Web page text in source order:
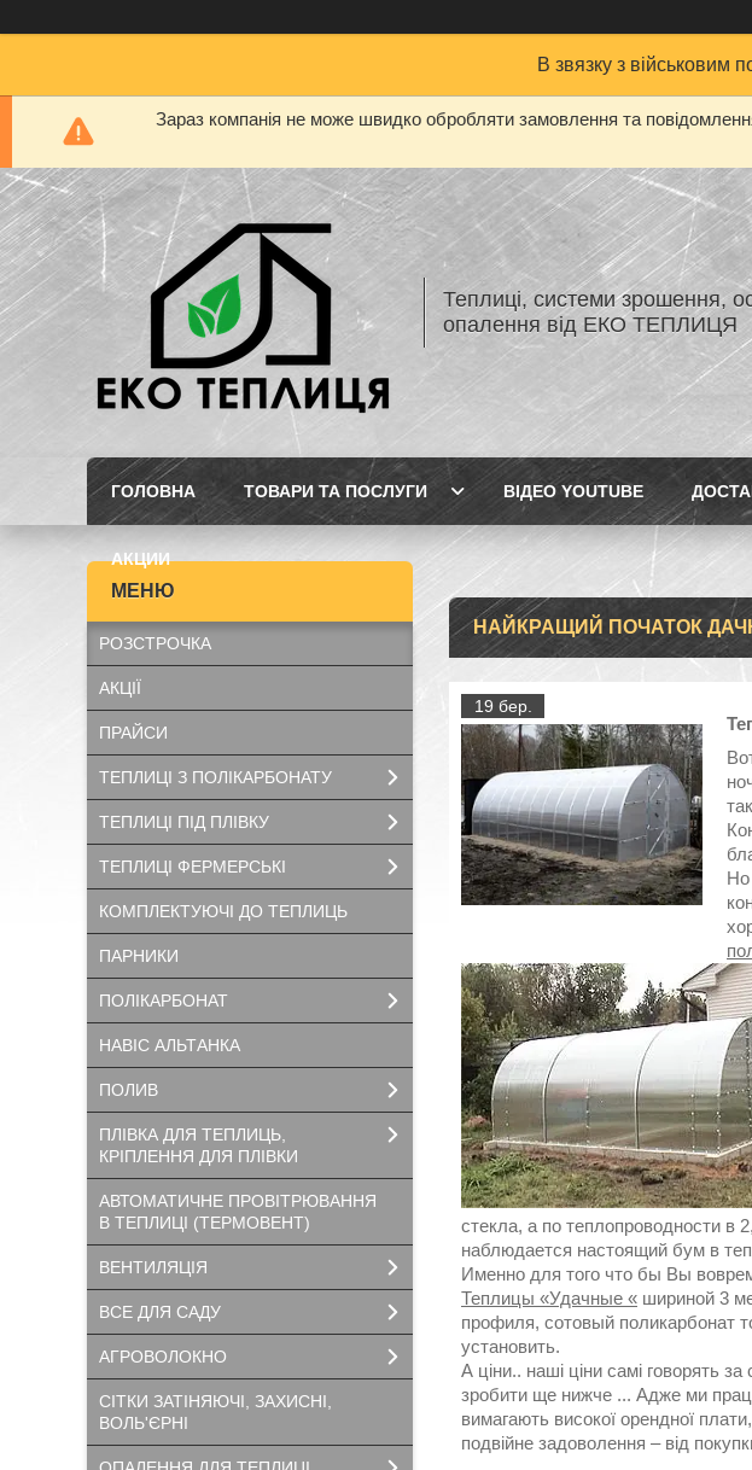
В звязку з військовим
Зараз компанія не може швидко обробляти замовлення та
Теплиці, системи зрошення,
опалення від ЕКО ТЕПЛИЦЯ
ГОЛОВНА ТОВАРИ ТА ПОСЛУГИ ВІДЕО YOUTUBE
АКЦИИ
НАЙКРАЩИЙ ПОЧАТОК
19 бер.
Но
стекла, а по теплопроводности в
наблюдается настоящий бум в
Именно для того что бы Вы
Теплицы «Удачные « шириной 3
профиля, сотовый поликарбонат
установить.
А ціни.. наші ціни самі говорять
зробити ще нижче ... Адже ми
вимагають високої орендної
подвійне задоволення – від
РОЗСТРОЧКА
АКЦІЇ
ПРАЙСИ
ТЕПЛИЦІ З ПОЛІКАРБОНАТУ
ТЕПЛИЦІ ПІД ПЛІВКУ
ТЕПЛИЦІ ФЕРМЕРСЬКІ
КОМПЛЕКТУЮЧІ ДО ТЕПЛИЦЬ
ПАРНИКИ
ПОЛІКАРБОНАТ
НАВІС АЛЬТАНКА
ПОЛИВ
ПЛІВКА ДЛЯ ТЕПЛИЦЬ,
КРІПЛЕННЯ ДЛЯ ПЛІВКИ
АВТОМАТИЧНЕ ПРОВІТРЮВАННЯ
В ТЕПЛИЦІ (ТЕРМОВЕНТ)
ВЕНТИЛЯЦІЯ
ВСЕ ДЛЯ САДУ
АГРОВОЛОКНО
СІТКИ ЗАТІНЯЮЧІ, ЗАХИСНІ,
ВОЛЬ'ЄРНІ